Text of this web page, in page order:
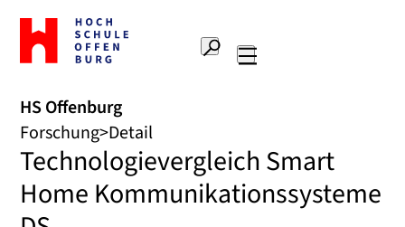
Zur
Startseite
Hochschule
Suche
HS Offenburg
Forschung Detail
Technologievergleich Smart
Home Kommunikationssysteme